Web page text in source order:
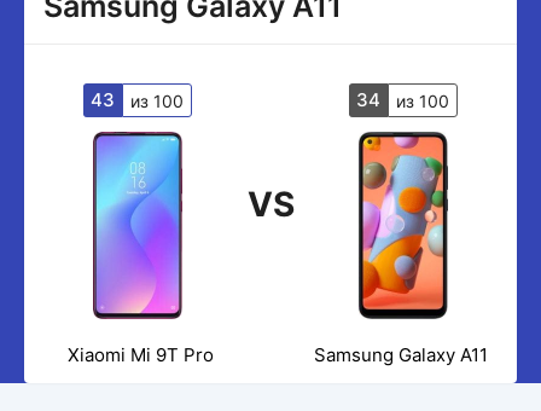
43 из 100
VS
34 из 100
Xiaomi Mi 9T Pro Samsung Galaxy A11